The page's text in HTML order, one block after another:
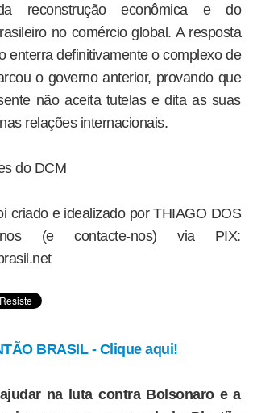
reconstrução econômica e do
no comércio global. A resposta
enterra definitivamente o complexo de
o governo anterior, provando que
não aceita tutelas e dita as suas
relações internacionais.
do DCM
criado e idealizado por THIAGO DOS
nos (e contacte-nos) via PIX:
BRASIL - Clique aqui!
na luta contra Bolsonaro e a